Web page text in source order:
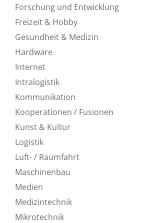
Forschung und Entwicklung
Freizeit & Hobby
Gesundheit & Medizin
Hardware
Internet
Intralogistik
Kommunikation
Kooperationen / Fusionen
Kunst & Kultur
Logistik
Luft- / Raumfahrt
Maschinenbau
Medien
Medizintechnik
Mikrotechnik